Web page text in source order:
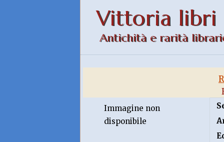
Vittoria libri
Antichità e rarità
Immagine non
disponibile